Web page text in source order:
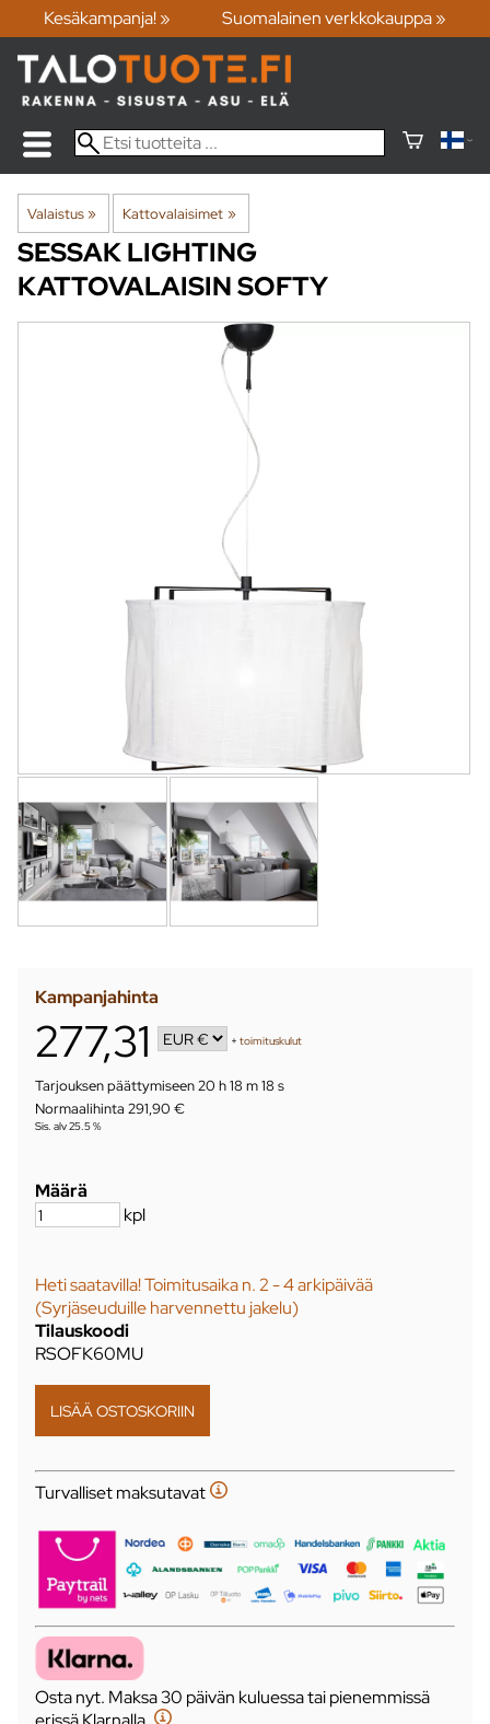
Kesäkampanja! » Suomalainen verkkokauppa »
Valaistus‪» Kattovalaisimet ‪»
SESSAK LIGHTING
KATTOVALAISIN SOFTY
Kampanjahinta
277,31 +toimituskulut
Tarjouksen päättymiseen20 h 18 m 17 s
Normaalihinta 291,90 €
Sis. alv 25.5 %
Määrä
kpl
Heti saatavilla! Toimitusaika n. 2 - 4 arkipäivää
(Syrjäseuduille harvennettu jakelu)
Tilauskoodi
RSOFK60MU
Turvalliset maksutavat
Osta nyt. Maksa 30 päivän kuluessa tai pienemmissä